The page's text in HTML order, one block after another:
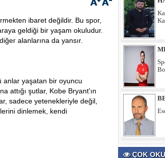
ibaret değildir. Bu spor,
geldiği bir yaşam okuludur.
alanlarına da yansır.
anlar yaşatan bir oyuncu
attığı şutlar, Kobe Bryant'ın
sadece yetenekleriyle değil,
dinlemek, kendi
ÇOK